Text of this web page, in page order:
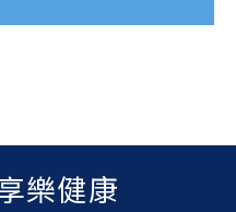
樂健康